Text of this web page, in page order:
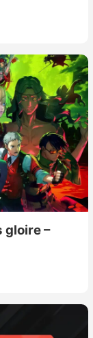
gloire –